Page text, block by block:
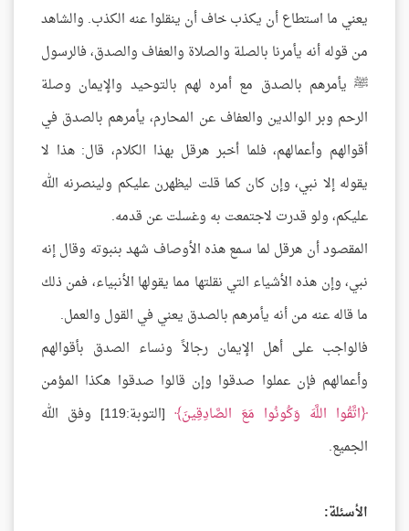
يعني ما استطاع أن يكذب خاف أن ينقلوا عنه الكذب. والشاهد
من قوله أنه يأمرنا بالصلة والصلاة والعفاف والصدق، فالرسول
ﷺ يأمرهم بالصدق مع أمره لهم بالتوحيد والإيمان وصلة
الرحم وبر الوالدين والعفاف عن المحارم، يأمرهم بالصدق في
أقوالهم وأعمالهم، فلما أخبر هرقل بهذا الكلام، قال: هذا لا
يقوله إلا نبي، وإن كان كما قلت ليظهرن عليكم ولينصرنه الله
عليكم، ولو قدرت لاجتمعت به وغسلت عن قدمه.
المقصود أن هرقل لما سمع هذه الأوصاف شهد بنبوته وقال إنه
نبي، وإن هذه الأشياء التي نقلتها مما يقولها الأنبياء، فمن ذلك
ما قاله عنه من أنه يأمرهم بالصدق يعني في القول والعمل.
فالواجب على أهل الإيمان رجالاً ونساء الصدق بأقوالهم
وأعمالهم فإن عملوا صدقوا وإن قالوا صدقوا هكذا المؤمن
اتَّقُوا اللَّهَ وَكُونُوا مَعَ الصَّادِقِينَ
[التوبة:119] وفق الله
الجميع.
الأسئلة: